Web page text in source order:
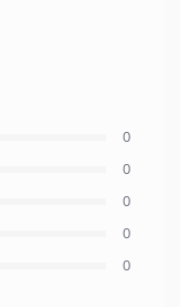
0
0
0
0
0